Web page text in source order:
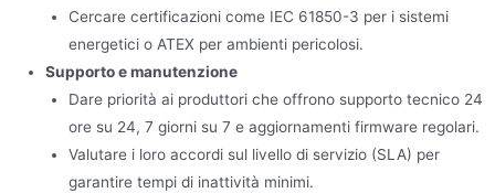
Cercare certificazioni come IEC 61850-3 per i sistemi
energetici o ATEX per ambienti pericolosi.
Supporto e manutenzione
Dare priorità ai produttori che offrono supporto tecnico 24
ore su 24, 7 giorni su 7 e aggiornamenti firmware regolari.
Valutare i loro accordi sul livello di servizio (SLA) per
garantire tempi di inattività minimi.